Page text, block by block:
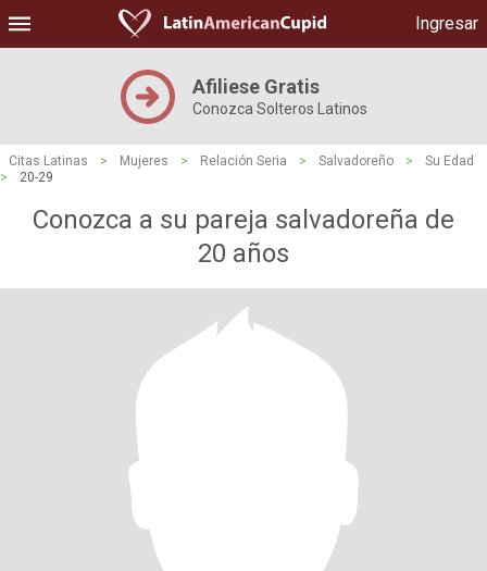
Ingresar
Afiliese Gratis
Conozca Solteros Latinos
Citas Latinas > Mujeres > Relación Seria > Salvadoreño >
Su Edad
>
20-29
Conozca a su pareja salvadoreña de
20 años